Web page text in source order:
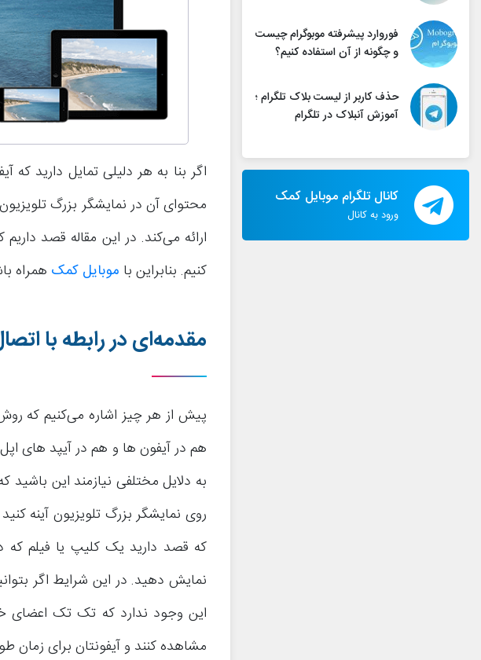
فوروارد پیشرفته موبوگرام چیست
و چگونه از آن استفاده کنیم؟
حذف کاربر از لیست بلاک تلگرام ؛
آموزش آنبلاک در تلگرام
کانال تلگرام موبایل کمک
ورود به کانال
اگر بنا به هر دلیلی تمایل دارید که
محتوای آن در نمایشگر بزرگ
ارائه می‌کند. در این مقاله قصد
کنیم. بنابراین با موبایل کمک همراه
مقدمه‌ای در رابطه با
پیش از هر چیز اشاره می‌کنیم که
هم در آیفون ها و هم در آیپد های
به دلایل مختلفی نیازمند این باشید
روی نمایشگر بزرگ تلویزیون آینه
که قصد دارید یک کلیپ یا فیلم که
نمایش دهید. در این شرایط اگر
این وجود ندارد که تک تک اعضای
مشاهده کنند و آیفونتان برای